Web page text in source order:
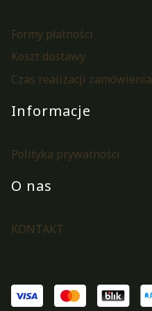
Formy płatności
Koszt dostawy
Czas realizacji zamówienia
Informacje
Polityka prywatności
O nas
KONTAKT